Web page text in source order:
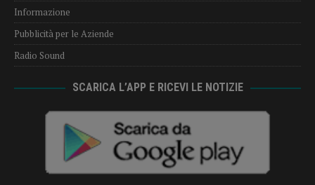
Informazione
Pubblicità per le Aziende
Radio Sound
SCARICA L’APP E RICEVI LE NOTIZIE